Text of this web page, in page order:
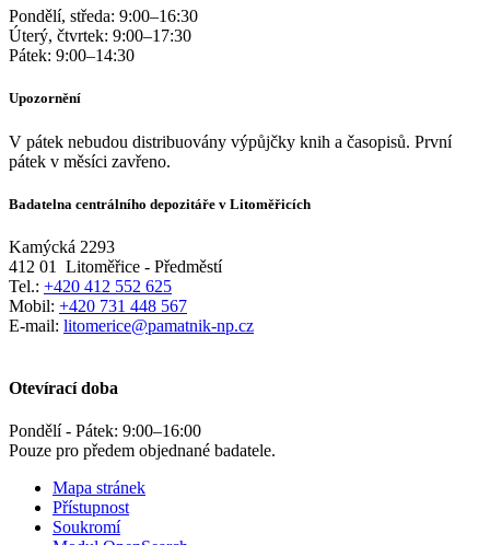
Pondělí, středa: 9:00–16:30
Úterý, čtvrtek: 9:00–17:30
Pátek: 9:00–14:30
Upozornění
V pátek nebudou distribuovány výpůjčky knih a časopisů. První
pátek v měsíci zavřeno.
Badatelna centrálního depozitáře v Litoměřicích
Kamýcká 2293
412 01
Litoměřice - Předměstí
Tel.: +420 412 552 625
Mobil: +420 731 448 567
E-mail: litomerice@pamatnik-np.cz
Otevírací doba
Pondělí - Pátek: 9:00–16:00
Pouze pro předem objednané badatele.
Mapa stránek
Přístupnost
Soukromí